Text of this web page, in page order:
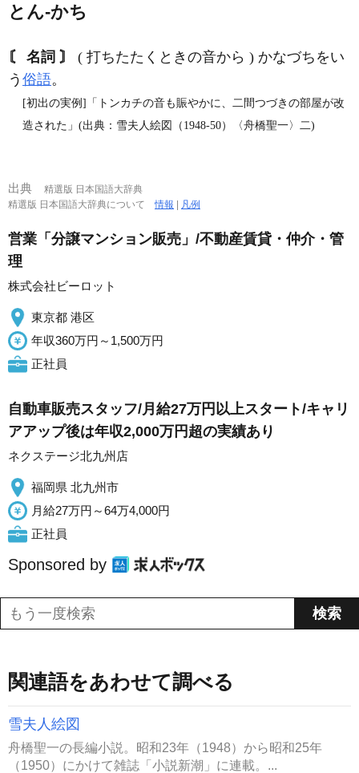
とん‐かち
〘 名詞 〙
( 打ちたたくときの音から ) かなづちをい
う 俗語。
[初出の実例]「トンカチの音も賑やかに、二間つづきの部屋が改
造された」(出典：雪夫人絵図（1948‐50）〈舟橋聖一〉二)
出典
精選版 日本国語大辞典
精選版 日本国語大辞典について情報 | 凡例
営業「分譲マンション販売」/不動産賃貸・仲介・管
理
株式会社ビーロット
東京都 港区
年収360万円～1,500万円
正社員
自動車販売スタッフ/月給27万円以上スタート/キャリ
アアップ後は年収2,000万円超の実績あり
ネクステージ北九州店
福岡県 北九州市
月給27万円～64万4,000円
正社員
Sponsored by
関連語をあわせて調べる
雪夫人絵図
舟橋聖一の長編小説。昭和23年（1948）から昭和25年
（1950）にかけて雑誌「小説新潮」に連載。...